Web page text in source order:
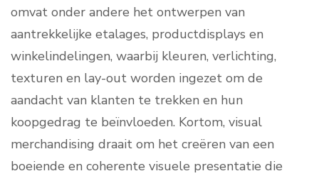
omvat onder andere het ontwerpen van
aantrekkelijke etalages, productdisplays en
winkelindelingen, waarbij kleuren, verlichting,
texturen en lay-out worden ingezet om de
aandacht van klanten te trekken en hun
koopgedrag te beïnvloeden. Kortom, visual
merchandising draait om het creëren van een
boeiende en coherente visuele presentatie die